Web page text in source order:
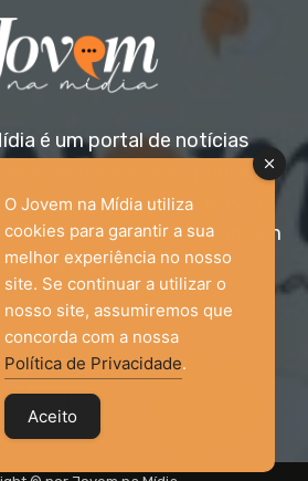
é um portal de notícias
voltado para o público
a todas as idades. Nossa
relevante com um
diferenciado.
Entre em contato:
O Jovem na Mídia utiliza
cookies para garantir a sua
melhor experiência no nosso
site. Se continuar a utilizar o
nosso site, assumiremos que
concorda com a nossa
Política de Privacidade.
Aceito